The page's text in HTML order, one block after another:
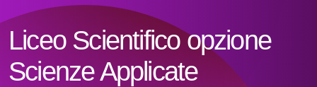
Liceo Scientifico opzione
Scienze Applicate